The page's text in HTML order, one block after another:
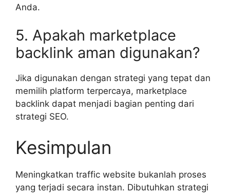
Anda.
5. Apakah marketplace
backlink aman digunakan?
Jika digunakan dengan strategi yang tepat dan
memilih platform terpercaya, marketplace
backlink dapat menjadi bagian penting dari
strategi SEO.
Kesimpulan
Meningkatkan traffic website bukanlah proses
yang terjadi secara instan. Dibutuhkan strategi